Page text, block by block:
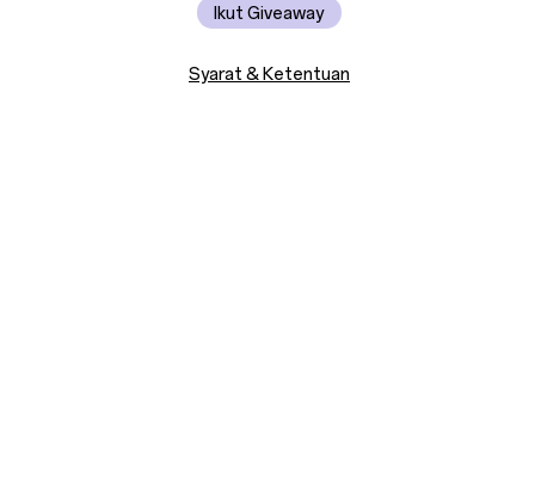
Ikut Giveaway
Syarat & Ketentuan